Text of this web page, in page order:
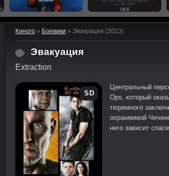
Киного » Боевики » Эвакуация (2013)
Эвакуация
Extraction
SD
Центральный
Ops, который
тюремного
охраняемой
него зависит